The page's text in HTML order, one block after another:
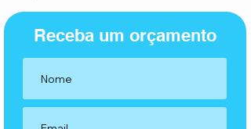
Receba um orçamento